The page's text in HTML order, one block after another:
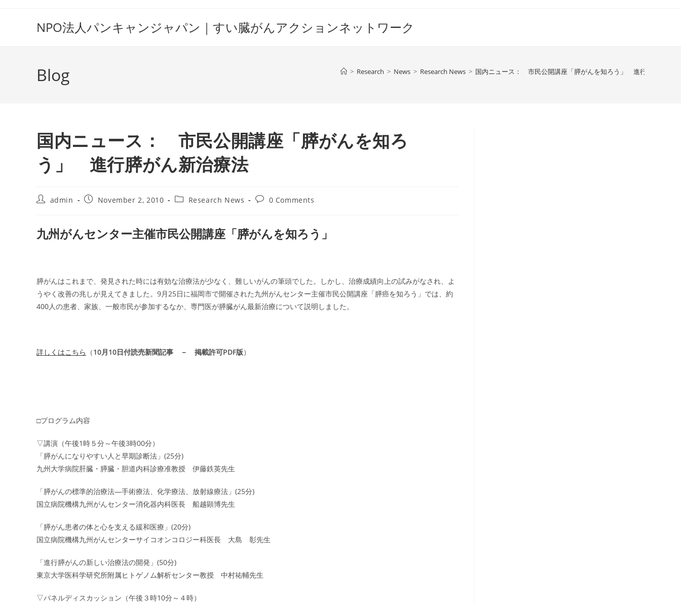
NPO法人パンキャンジャパン｜すい臓がんアクションネットワーク
Blog > Research > News > Research News > 国内ニュース： 市民公開講座「膵がんを知ろう」 進行膵がん新治
国内ニュース： 市民公開講座「膵がんを知ろ
う」 進行膵がん新治療法
Postadmin
PostNovember 2, 2010
PostResearch News
Post0 Comments
九州がんセンター主催市民公開講座「膵がんを知ろう」
膵がんはこれまで、発見された時には有効な治療法が少なく、難しいがんの筆頭でした。しかし、治療成績向上の試みがなされ、よ
うやく改善の兆しが見えてきました。9月25日に福岡市で開催された九州がんセンター主催市民公開講座「膵癌を知ろう」では、約
400人の患者、家族、一般市民が参加するなか、専門医が膵臓がん最新治療について説明しました。
詳しくはこちら （10月10日付読売新聞記事 － 掲載許可PDF版）
□プログラム内容
▽講演（午後1時５分～午後3時00分）
「膵がんになりやすい人と早期診断法」(25分)
九州大学病院肝臓・膵臓・胆道内科診療准教授 伊藤鉄英先生
「膵がんの標準的治療法―手術療法、化学療法、放射線療法」(25分)
国立病院機構九州がんセンター消化器内科医長 船越顕博先生
「膵がん患者の体と心を支える緩和医療」(20分)
国立病院機構九州がんセンターサイコオンコロジー科医長 大島 彰先生
「進行膵がんの新しい治療法の開発」(50分)
東京大学医科学研究所附属ヒトゲノム解析センター教授 中村祐輔先生
▽パネルディスカッション（午後３時10分～４時）